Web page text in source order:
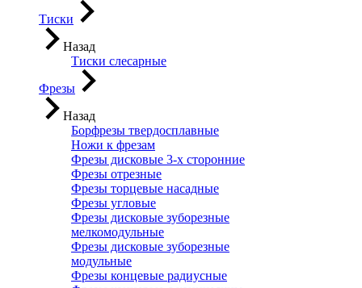
Тиски
Назад
Тиски слесарные
Фрезы
Назад
Борфрезы твердосплавные
Ножи к фрезам
Фрезы дисковые 3-х сторонние
Фрезы отрезные
Фрезы торцевые насадные
Фрезы угловые
Фрезы дисковые зуборезные
мелкомодульные
Фрезы дисковые зуборезные
модульные
Фрезы концевые радиусные